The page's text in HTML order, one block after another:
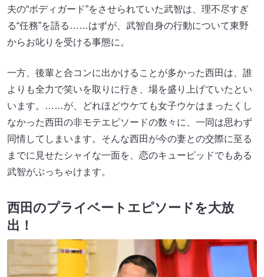
夫の“ボディガード”をさせられていた武智は、理不尽すぎ
る“任務”を語る……はずが、武智自身の行動について東野
からお叱りを受ける事態に。
一方、後輩と合コンに出かけることが多かった西田は、誰
よりも全力で笑いを取りに行き、場を盛り上げていたとい
います。……が、どれほどウケても女子ウケはまったくし
なかった西田の非モテエピソードの数々に、一同は思わず
同情してしまいます。そんな西田が今の妻との交際に至る
までに見せたシャイな一面を、恋のキューピッドでもある
武智がぶっちゃけます。
西田のプライベートエピソードを大放
出！